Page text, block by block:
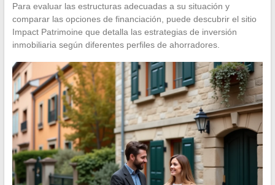
Para evaluar las estructuras adecuadas a su situación y
comparar las opciones de financiación, puede descubrir el sitio
Impact Patrimoine que detalla las estrategias de inversión
inmobiliaria según diferentes perfiles de ahorradores.